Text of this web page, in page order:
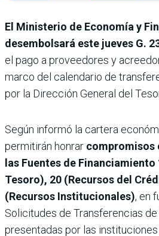
El Ministerio de Economía y
desembolsará este jueves G.
el pago a proveedores y
marco del calendario de
por la Dirección General del
Según informó la cartera
permitirán honrar compromisos
las Fuentes de Financiamiento
Tesoro), 20 (Recursos del
(Recursos Institucionales), en
Solicitudes de Transferencias de
presentadas por las